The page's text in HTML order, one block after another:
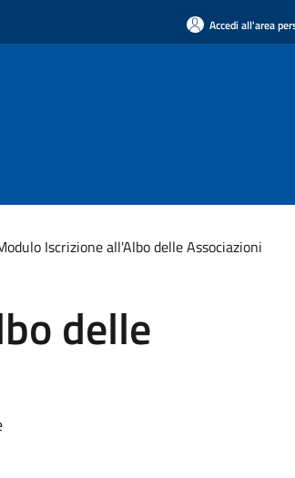
Accedi all'area
Iscrizione all'Albo delle Associazioni
delle